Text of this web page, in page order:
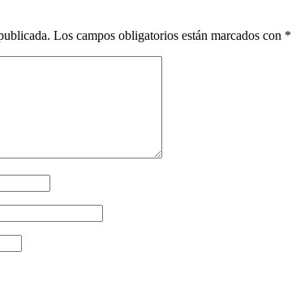
Los campos obligatorios están marcados con *